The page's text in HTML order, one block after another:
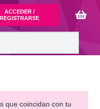
ACCEDER /
REGISTRARSE
que coincidan con tu